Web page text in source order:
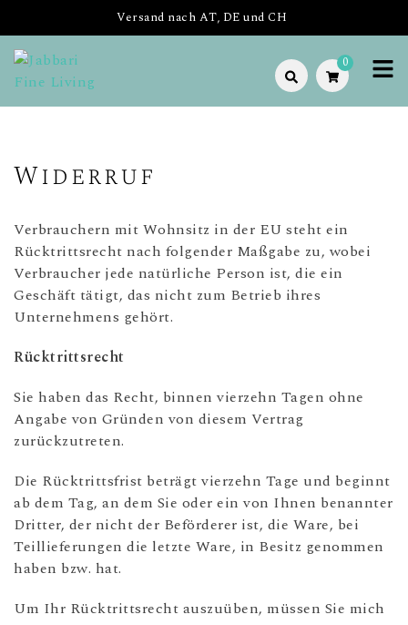
Versand nach AT, DE und CH
Jabbari
Living
JBR Fine Living-
handgeknüpfte
Teppichunikate
Kunst für Dein
Zuhause
0
Widerruf
Verbrauchern mit Wohnsitz in der EU steht ein
Rücktrittsrecht nach folgender Maßgabe zu, wobei
Verbraucher jede natürliche Person ist, die ein
Geschäft tätigt, das nicht zum Betrieb ihres
Unternehmens gehört.
Rücktrittsrecht
Sie haben das Recht, binnen vierzehn Tagen ohne
Angabe von Gründen von diesem Vertrag
zurückzutreten.
Die Rücktrittsfrist beträgt vierzehn Tage und beginnt
ab dem Tag, an dem Sie oder ein von Ihnen benannter
Dritter, der nicht der Beförderer ist, die Ware, bei
Teillieferungen die letzte Ware, in Besitz genommen
haben bzw. hat.
Um Ihr Rücktrittsrecht auszuüben, müssen Sie mich